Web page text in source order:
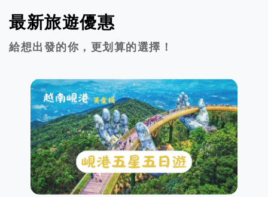
最新旅遊優惠
給想出發的你，更划算的選擇！